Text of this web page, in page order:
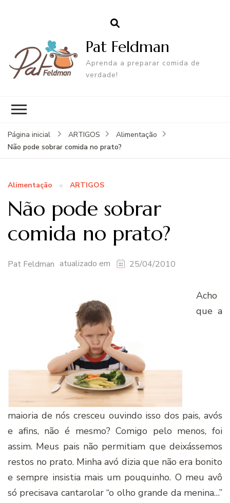
Pat Feldman
Aprenda a preparar comida de
verdade!
Página inicial ARTIGOS
Alimentação
Não pode sobrar comida no prato?
Alimentação ARTIGOS
Não pode sobrar
comida no prato?
Pat Feldman atualizado em 25/04/2010
Acho
que a
maioria de nós cresceu ouvindo isso dos pais, avós
e afins, não é mesmo? Comigo pelo menos, foi
assim. Meus pais não permitiam que deixássemos
restos no prato. Minha avó dizia que não era bonito
e sempre insistia mais um pouquinho. O meu avô
só precisava cantarolar “o olho grande da menina…”